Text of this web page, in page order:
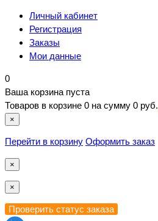
Личный кабинет
Регистрация
Заказы
Мои данные
0
Ваша корзина пуста
Товаров в корзине 0 на сумму 0 руб.
×
Перейти в корзину Оформить заказ
×
×